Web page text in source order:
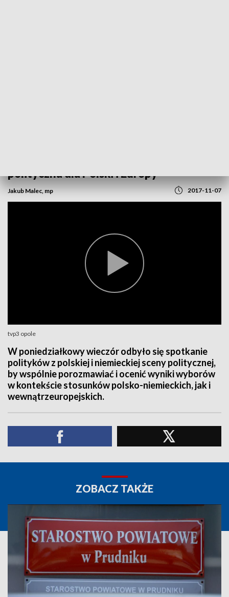
polityczna dla Polski i Europy”
Jakub Malec, mp 2017-11-07
tvp3 opole
W poniedziałkowy wieczór odbyło się spotkanie
polityków z polskiej i niemieckiej sceny politycznej,
by wspólnie porozmawiać i ocenić wyniki wyborów
w kontekście stosunków polsko-niemieckich, jak i
wewnątrzeuropejskich.
ZOBACZ TAKŻE